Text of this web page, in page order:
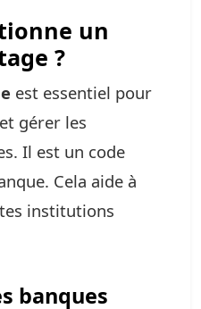
un
?
est essentiel pour
gérer les
Il est un code
Cela aide à
institutions
banques